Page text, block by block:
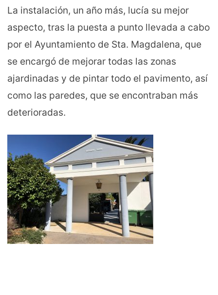
La instalación, un año más, lucía su mejor
aspecto, tras la puesta a punto llevada a cabo
por el Ayuntamiento de Sta. Magdalena, que
se encargó de mejorar todas las zonas
ajardinadas y de pintar todo el pavimento, así
como las paredes, que se encontraban más
deterioradas.